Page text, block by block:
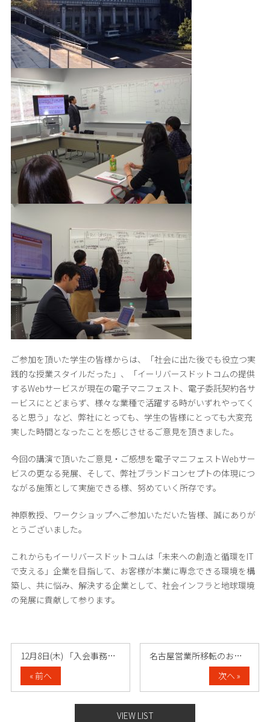
ご参加を頂いた学生の皆様からは、「社会に出た後でも役立つ実
践的な授業スタイルだった」、「イーリバースドットコムの提供
するWebサービスが現在の電子マニフェスト、電子委託契約各サ
ービスにとどまらず、様々な業種で活躍する時がいずれやってく
ると思う」など、弊社にとっても、学生の皆様にとっても大変充
実した時間となったことを感じさせるご意見を頂きました。
今回の講演で頂いたご意見・ご感想を電子マニフェストWebサー
ビスの更なる発展、そして、弊社ブランドコンセプトの体現につ
ながる施策として実施できる様、努めていく所存です。
神原教授、ワークショップへご参加いただいた皆様、誠にありが
とうございました。
これからもイーリバースドットコムは「未来への創造と循環をIT
で支える」企業を目指して、お客様が本業に専念できる環境を構
築し、共に悩み、解決する企業として、社会インフラと地球環境
の発展に貢献して参ります。
12月8日(木) 「入会事務センター」受……
« 前へ
名古屋営業所移転のお知らせ
次へ »
VIEW LIST